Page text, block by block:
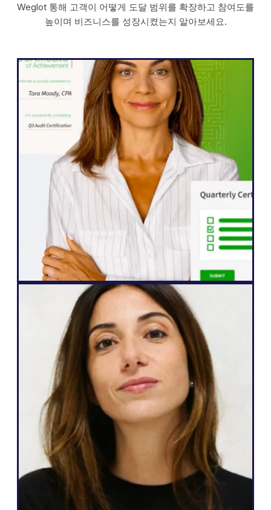
Weglot 통해 고객이 어떻게 도달 범위를 확장하고 참여도를
높이며 비즈니스를 성장시켰는지 알아보세요.
워드프레스
Weglot 덕분에 웹사이트를 5개 언어로 빠르
게 확장할 수 있었습니다. 그 어느 때보다 콘
텐츠와 소통하기를 열망하는 전 세계 시청자
들의 참여도가 크게 향상되었습니다."
존 스프링리
선임 웹사이트 관리자
웹 에이전시
Weglot 제가 필요로 하고 고객에게 약속할
수 있는 것, 즉 다국어를 쉽게 사용할 수 있
고, 웹사이트를 완전히 자율적으로 관리할 수
있으며, 더 많은 리드를 생성하고, 단 몇 번의
클릭으로 이 모든 것을 할 수 있는 기능에 부
합하기 때문에 훌륭합니다."
살로메 아마르